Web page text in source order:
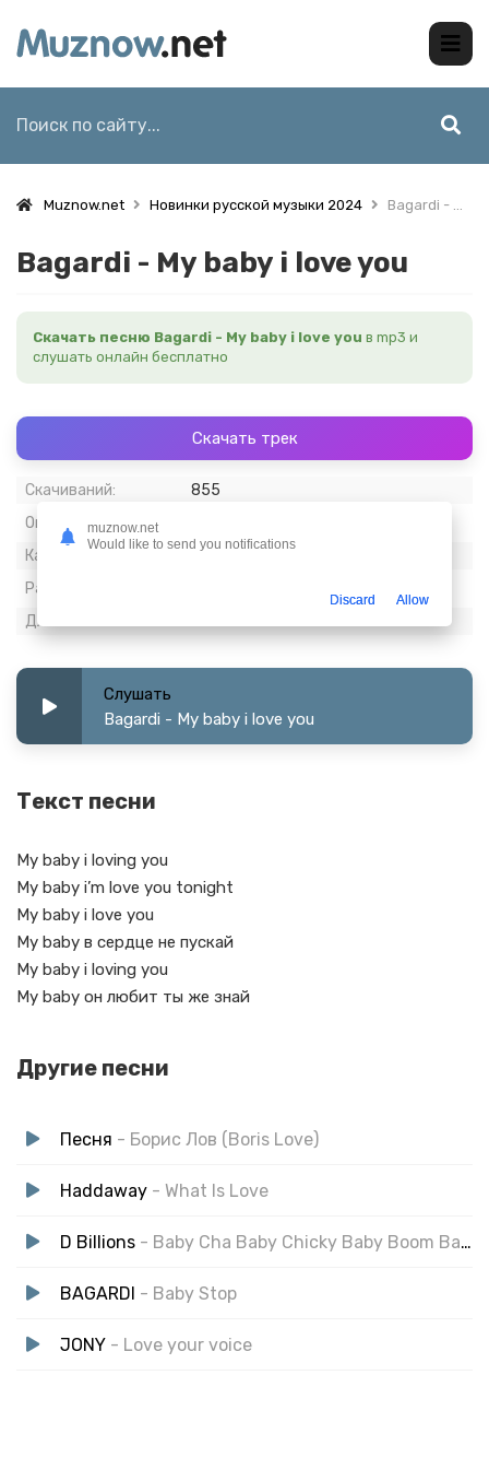
Muznow.net Новинки русской музыки 2024 Bagardi - My baby i love you
Bagardi - My baby i love you
Скачать песню Bagardi - My baby i love you в mp3 и
слушать онлайн бесплатно
Скачать трек
Скачиваний:
855
Опубликовано:
Качество:
128 kbps, Stereo
Размер:
Длительность:
Слушать
Bagardi - My baby i love you
Текст песни
My baby i loving you
My baby i’m love you tonight
My baby i love you
My baby в сердце не пускай
My baby i loving you
My baby он любит ты же знай
Другие песни
Песня - Борис Лов (Boris Love)
Haddaway - What Is Love
D Billions - Baby Cha Baby Chicky Baby Boom Baby Lya
BAGARDI - Baby Stop
JONY - Love your voice
muznow.net
Would like to send you notifications
Discard Allow